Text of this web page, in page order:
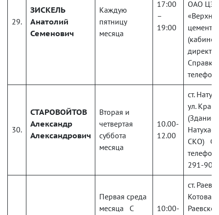
29.
ЗИСКЕЛЬ
Анатолий
Семенович
Каждую
пятницу
месяца
17:00
–
19:00
ОАО ЦЗ
(кабинет
Справки
30.
СТАРОВОЙТОВ
Александр
Александрович
Вторая и
четвертая
суббота
месяца
10.00-
12.00
ст.
ул.
(Здание
СКО)
291-90-
Первая среда
месяца С
10:00-
ст.
Котова,